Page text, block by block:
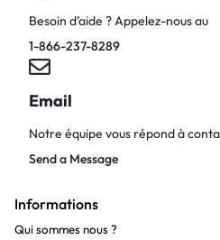
Besoin d’aide ? Appelez-nous au
1-866-237-8289
Email
Notre équipe vous répond à
Send a Message
Informations
Qui sommes nous ?